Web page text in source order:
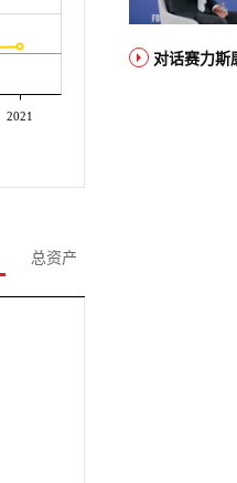
2021
总资产